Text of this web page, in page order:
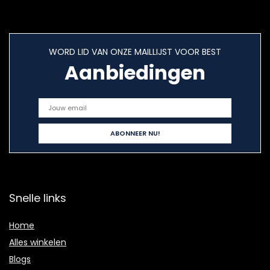
WORD LID VAN ONZE MAILLIJST VOOR BEST
Aanbiedingen
Snelle links
Home
Alles winkelen
Blogs